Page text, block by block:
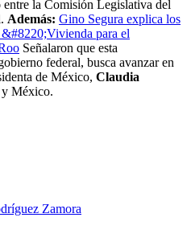
la Comisión Legislativa del
Además: Gino Segura explica los
para el
Señalaron que esta
federal, busca avanzar en
de México, Claudia
y México.
Zamora